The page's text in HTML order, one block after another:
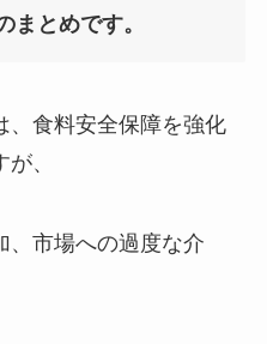
まとめです。
、食料安全保障を強化
、
、市場への過度な介